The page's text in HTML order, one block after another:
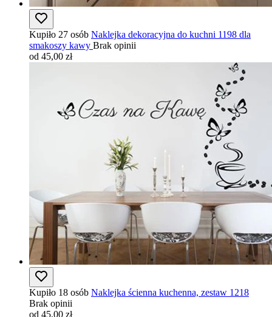
Kupiło 27 osób Naklejka dekoracyjna do kuchni 1198 dla
smakoszy kawy Brak opinii
od 45,00 zł
Kupiło 18 osób Naklejka ścienna kuchenna, zestaw 1218
Brak opinii
od 45,00 zł